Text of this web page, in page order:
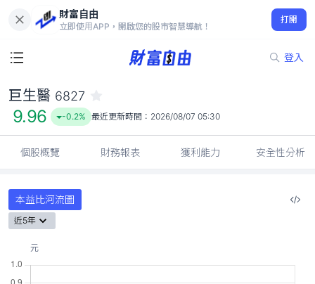
財富自由
立即使用APP，開啟您的股市智慧導航！
打開
登入
9.96
-0.2%
巨生醫 6827
9.96 -0.2% 最近更新時間： 2026/08/07 05:30
個股概覽 財務報表 獲利能力 安全性分析
本益比河流圖
近5年